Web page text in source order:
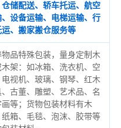
仓储配送、轿车托运、航空
、设备运输、电梯运输、行
运、搬家搬仓服务等
物品特殊包装，量身定制木
架：如冰箱、洗衣机、空
视机、玻璃、钢琴、红木
、古董、雕塑、艺术品、名
等；货物包装材料有木
纸箱、毛毯、泡沫、胶带等